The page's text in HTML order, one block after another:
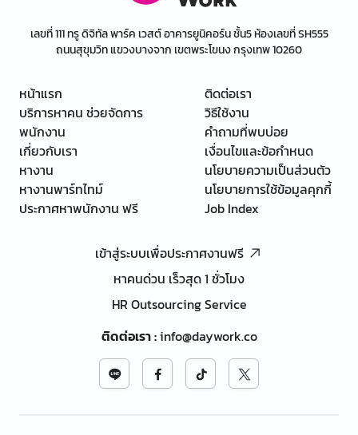
เลขที่ 111 ทรู ดิจิทัล พาร์ค เวสต์ อาคารยูนิคอร์น ชั้น5 ห้องเลขที่ SH555
ถนนสุขุมวิท แขวงบางจาก เขตพระโขนง กรุงเทพ 10260
หน้าแรก
บริการหาคน ช่วยจัดการ
พนักงาน
เกี่ยวกับเรา
หางาน
หางานพาร์ทไทม์
ประกาศหาพนักงาน ฟรี
ติดต่อเรา
วิธีใช้งาน
คำถามที่พบบ่อย
เงื่อนไขและข้อกำหนด
นโยบายความเป็นส่วนตัว
นโยบายการใช้ข้อมูลคุกกี้
Job Index
เข้าสู่ระบบเพื่อประกาศงานฟรี
หาคนด่วน เร็วสุด 1 ชั่วโมง
HR Outsourcing Service
ติดต่อเรา:info@daywork.co